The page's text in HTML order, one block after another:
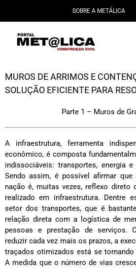
conteúdo
SOBRE A METÁLICA
MUROS DE ARRIMOS E
SOLUÇÃO EFICIENTE PARA
Parte 1 – Muros de
A infraestrutura, ferramenta
econômico, é composta
indissociáveis: transportes, energia
Sendo assim, é possível afirmar que
nação é, muitas vezes, reflexo direto
realizado em infraestrutura. Dentre
setor dos transportes, que é
relação direta com a logística de
pessoas e prestação de serviços.
reduzir cada vez mais os prazos, a
traçados otimizados está se
A medida que o número de vias